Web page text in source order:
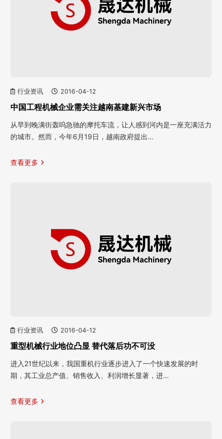
行业资讯 2016-04-12
中国工程机械企业需关注越南基建新兴市场
从早到晚满街轰呜急驰的摩托车流，让人感到河内是一座充满活力
的城市。然而，今年6月19日，越南政府提出…
查看更多
行业资讯 2016-04-12
重型机械行业地位凸显 替代落后功不可没
进入21世纪以来，我国重机行业逐步进入了一个快速发展的时
期，其工业总产值、销售收入、利润增长显著，进…
查看更多